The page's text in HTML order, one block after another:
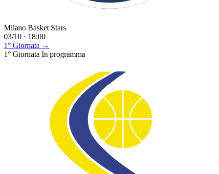
Milano Basket Stars
03/10 · 18:00
1° Giornata →
1° Giornata In programma